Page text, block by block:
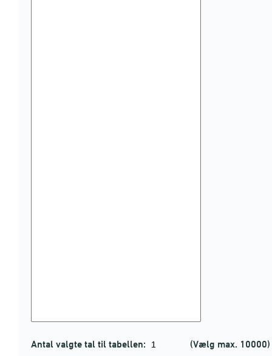
Antal valgte tal til tabellen: (Vælg max. 10000)